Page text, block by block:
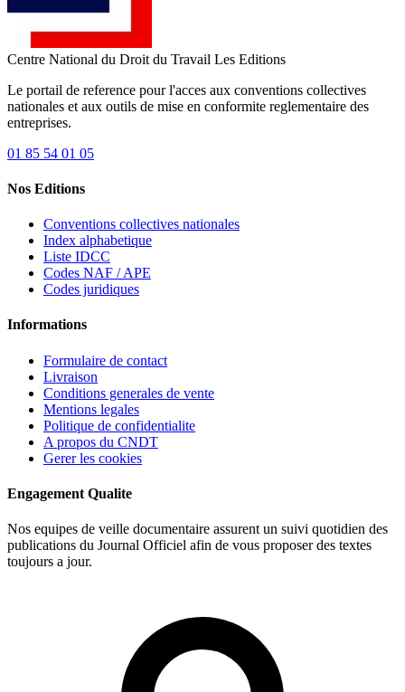
Centre National du Droit du Travail Les Editions
Le portail de reference pour l'acces aux conventions collectives
nationales et aux outils de mise en conformite reglementaire des
entreprises.
01 85 54 01 05
Nos Editions
Conventions collectives nationales
Index alphabetique
Liste IDCC
Codes NAF / APE
Codes juridiques
Informations
Formulaire de contact
Livraison
Conditions generales de vente
Mentions legales
Politique de confidentialite
A propos du CNDT
Gerer les cookies
Engagement Qualite
Nos equipes de veille documentaire assurent un suivi quotidien des
publications du Journal Officiel afin de vous proposer des textes
toujours a jour.